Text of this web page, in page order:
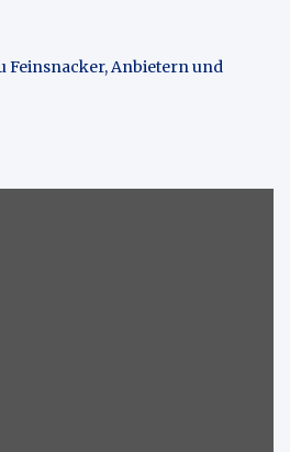
Feinsnacker, Anbietern und